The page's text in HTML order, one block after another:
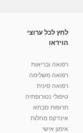
לחץ לכל ערוצי
הוידאו
רפואה ובריאות
רפואה משלימה
רפואה סינית
טיפולי נטורופתיה
תרופות סבתא
אינדקס מחלות
אימון אישי